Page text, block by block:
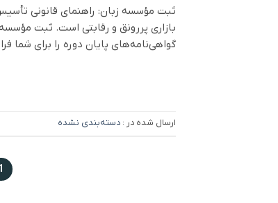
ثبت مؤسسه زبان: راهنمای قانونی
بازاری پررونق و رقابتی است. ثبت
گواهی‌نامه‌های پایان دوره را برای شما
ارسال شده در : دسته‌بندی نشده